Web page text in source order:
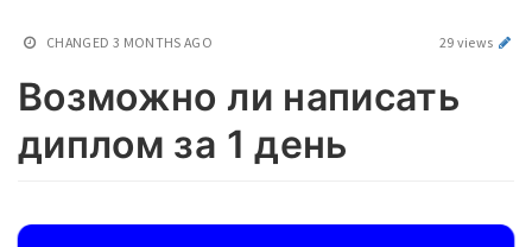
CHANGED 3 MONTHS AGO 29 views
Возможно ли написать
диплом за 1 день